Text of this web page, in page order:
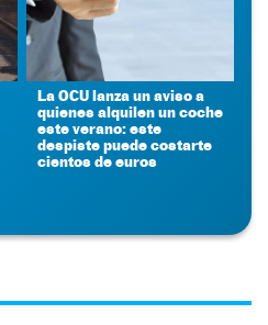
La OCU lanza un aviso a
quienes alquilen un coche
este verano: este
despiste puede costarte
cientos de euros